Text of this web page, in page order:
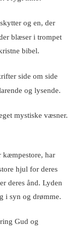
og en, der
blæser i trompet
bibel.
side om side
og lysende.
mystiske væsner.
kæmpestore, har
hjul for deres
deres ånd. Lyden
i syn og drømme.
Gud og